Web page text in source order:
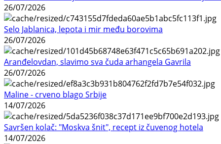
26/07/2026
Selo Jablanica, lepota i mir među borovima
26/07/2026
Aranđelovdan, slavimo sva čuda arhangela Gavrila
26/07/2026
Maline - crveno blago Srbije
14/07/2026
Savršen kolač: "Moskva šnit", recept iz čuvenog hotela
14/07/2026